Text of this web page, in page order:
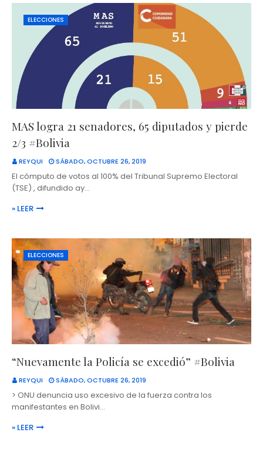
ELECCIONES
MAS logra 21 senadores, 65 diputados y pierde
2/3 #Bolivia
REYQUI SÁBADO, OCTUBRE 26, 2019
El cómputo de votos al 100% del Tribunal Supremo Electoral
(TSE) , difundido ay…
» LEER
ELECCIONES
“Nuevamente la Policía se excedió” #Bolivia
REYQUI SÁBADO, OCTUBRE 26, 2019
> ONU denuncia uso excesivo de la fuerza contra los
manifestantes en Bolivi…
» LEER